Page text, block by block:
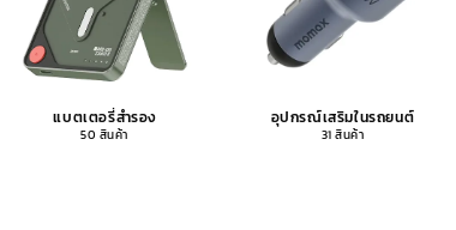
แบตเตอรี่สำรอง
50 สินค้า
อุปกรณ์เสริมในรถยนต์
31 สินค้า